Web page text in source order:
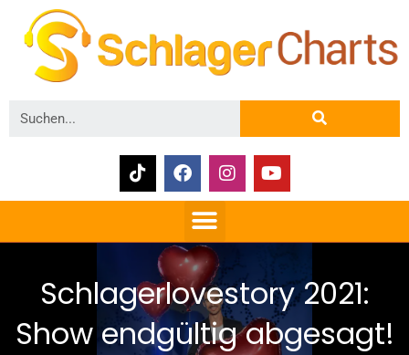
Schlagerlovestory 2021:
Show endgültig abgesagt!